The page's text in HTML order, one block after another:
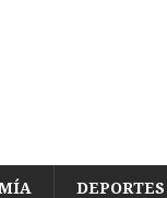
DEPORTES